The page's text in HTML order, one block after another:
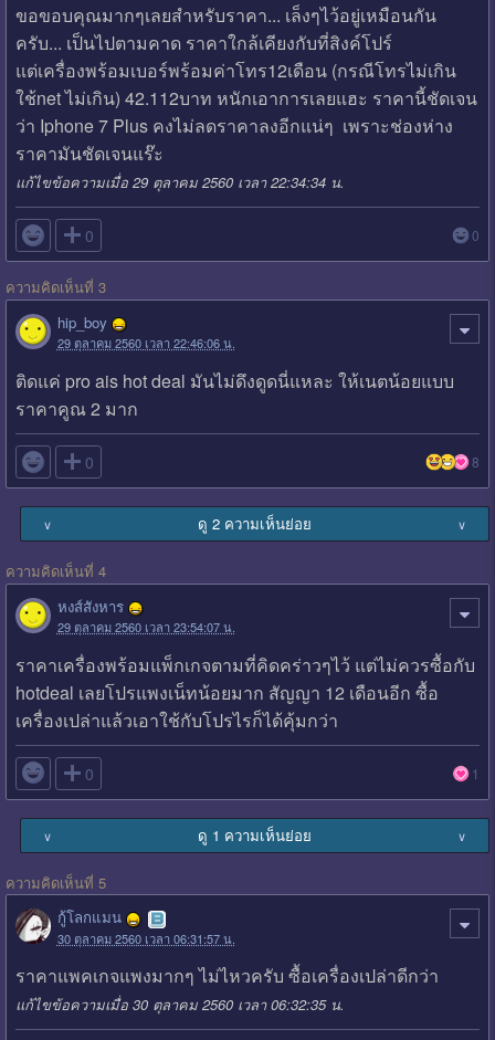
ขอขอบคุณมากๆเลยสำหรับราคา... เล็งๆไว้อยู่เหมือนกัน
ครับ... เป็นไปตามคาด ราคาใกล้เคียงกับที่สิงค์โปร์
แต่เครื่องพร้อมเบอร์พร้อมค่าโทร12เดือน (กรณีโทรไม่เกิน
ใช้net ไม่เกิน) 42.112บาท หนักเอาการเลยแฮะ ราคานี้ชัดเจน
ว่า Iphone 7 Plus คงไม่ลดราคาลงอีกแน่ๆ เพราะช่องห่าง
ราคามันชัดเจนแร๊ะ
แก้ไขข้อความเมื่อ 29 ตุลาคม 2560 เวลา 22:34:34 น.
 0 0
ความคิดเห็นที่ 3
hip_boy
29 ตุลาคม 2560 เวลา 22:46:06 น.
ติดแค่ pro ais hot deal มันไม่ดึงดูดนี่แหละ ให้เนตน้อยแบบ
ราคาคูณ 2 มาก
 0 8
∨ ดู 2 ความเห็นย่อย ∨
ความคิดเห็นที่ 4
หงส์สังหาร
29 ตุลาคม 2560 เวลา 23:54:07 น.
ราคาเครื่องพร้อมแพ็กเกจตามที่คิดคร่าวๆไว้ แต่ไม่ควรซื้อกับ
hotdeal เลยโปรแพงเน็ทน้อยมาก สัญญา 12 เดือนอีก ซื้อ
เครื่องเปล่าแล้วเอาใช้กับโปรไรก็ได้คุ้มกว่า
 0 1
∨ ดู 1 ความเห็นย่อย ∨
ความคิดเห็นที่ 5
กู้โลกแมน
30 ตุลาคม 2560 เวลา 06:31:57 น.
ราคาแพคเกจแพงมากๆ ไม่ไหวครับ ซื้อเครื่องเปล่าดีกว่า
แก้ไขข้อความเมื่อ 30 ตุลาคม 2560 เวลา 06:32:35 น.